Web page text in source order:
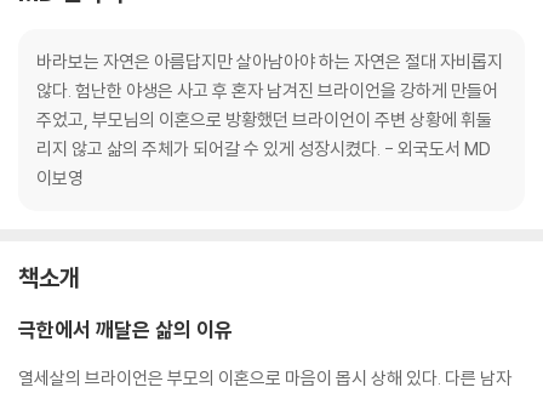
바라보는 자연은 아름답지만 살아남아야 하는 자연은 절대 자비롭지
않다. 험난한 야생은 사고 후 혼자 남겨진 브라이언을 강하게 만들어
주었고, 부모님의 이혼으로 방황했던 브라이언이 주변 상황에 휘둘
리지 않고 삶의 주체가 되어갈 수 있게 성장시켰다. - 외국도서 MD
이보영
책소개
극한에서 깨달은 삶의 이유
열세살의 브라이언은 부모의 이혼으로 마음이 몹시 상해 있다. 다른 남자